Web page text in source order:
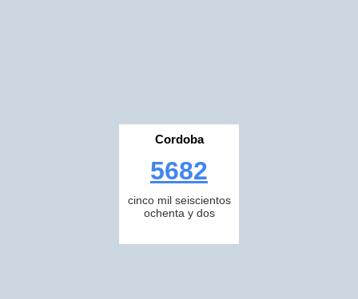
Cordoba
5682
cinco mil seiscientos
ochenta y dos